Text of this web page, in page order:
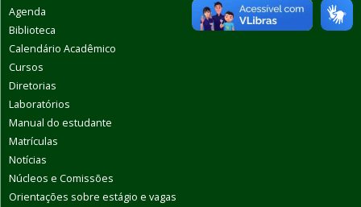
Agenda
Biblioteca
Calendário Acadêmico
Cursos
Diretorias
Laboratórios
Manual do estudante
Matrículas
Notícias
Núcleos e Comissões
Orientações sobre estágio e vagas